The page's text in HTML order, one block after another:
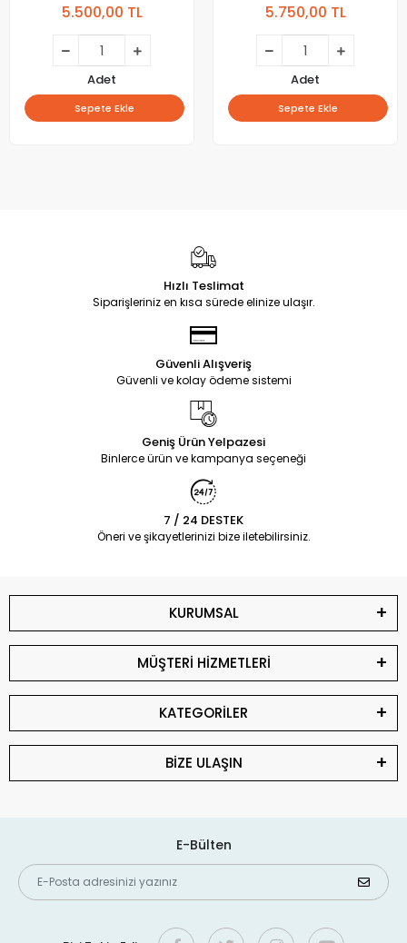
5.500,00 TL
Adet
Sepete Ekle
5.750,00 TL
Adet
Sepete Ekle
Hızlı Teslimat
Siparişleriniz en kısa sürede elinize ulaşır.
Güvenli Alışveriş
Güvenli ve kolay ödeme sistemi
Geniş Ürün Yelpazesi
Binlerce ürün ve kampanya seçeneği
7 / 24 DESTEK
Öneri ve şikayetlerinizi bize iletebilirsiniz.
KURUMSAL
MÜŞTERİ HİZMETLERİ
KATEGORİLER
BİZE ULAŞIN
E-Bülten